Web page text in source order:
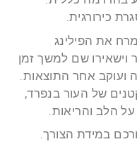
כירורגית.
את הפילינג
וישאירו שם למשך זמן
ועוקב אחר התוצאות.
של העור בנפרד,
הלב והריאות.
במידת הצורך.